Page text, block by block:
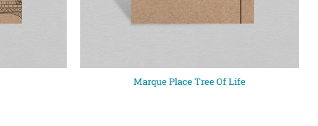
Marque Place Tree Of Life